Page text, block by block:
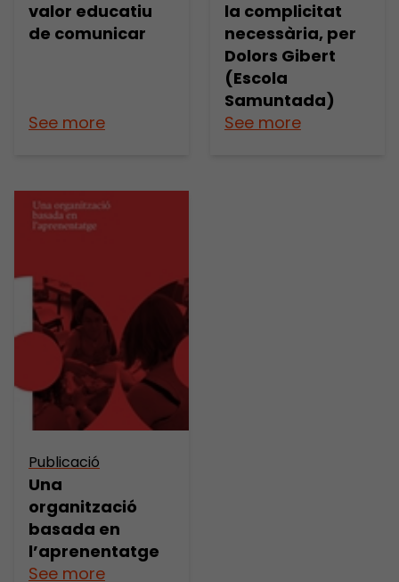
valor educatiu
de comunicar
See more
la complicitat
necessària, per
Dolors Gibert
(Escola
Samuntada)
See more
Publicació
Una
organització
basada en
l’aprenentatge
See more